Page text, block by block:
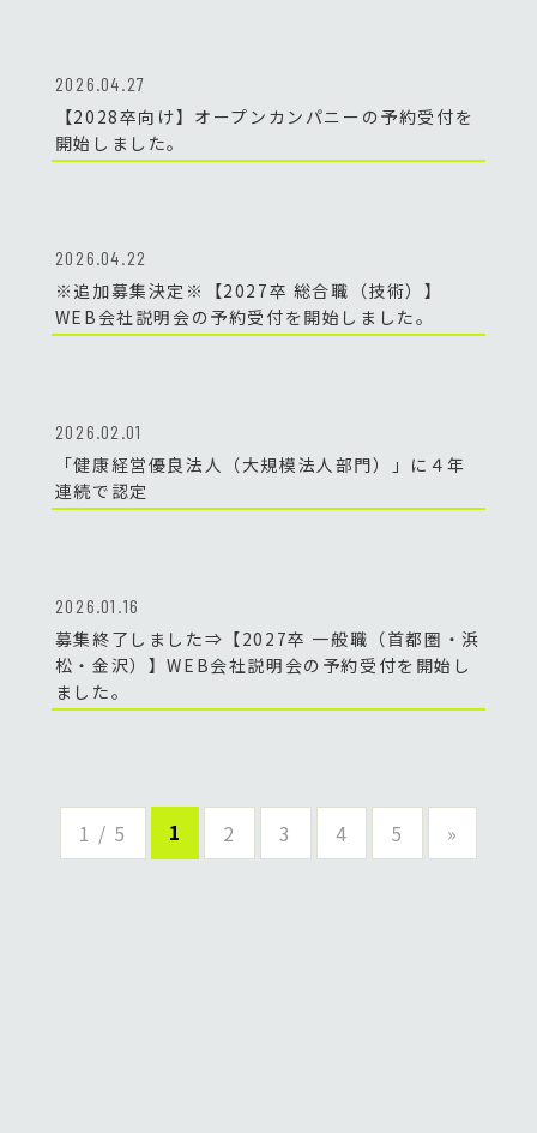
2026.04.27
【2028卒向け】オープンカンパニーの予約受付を
開始しました。
2026.04.22
※追加募集決定※【2027卒 総合職（技術）】
WEB会社説明会の予約受付を開始しました。
2026.02.01
「健康経営優良法人（大規模法人部門）」に４年
連続で認定
2026.01.16
募集終了しました⇒【2027卒 一般職（首都圏・浜
松・金沢）】WEB会社説明会の予約受付を開始し
ました。
1 / 5 1 2 3 4 5 »